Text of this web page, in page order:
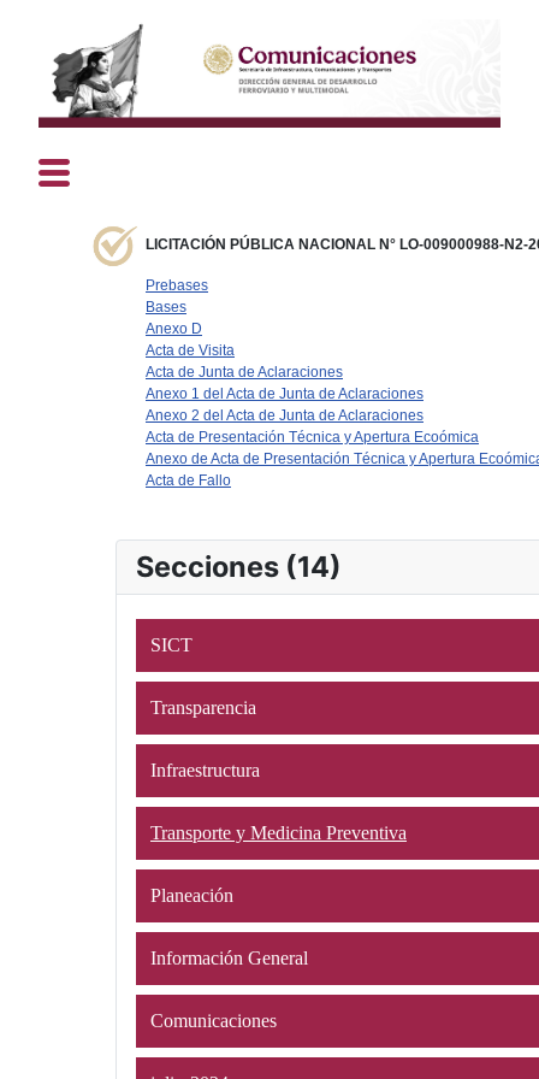
LICITACIÓN PÚBLICA NACIONAL N° LO-009000988-N2-
Prebases
Bases
Anexo D
Acta de Visita
Acta de Junta de Aclaraciones
Anexo 1 del Acta de Junta de Aclaraciones
Anexo 2 del Acta de Junta de Aclaraciones
Acta de Presentación Técnica y Apertura Ecoómica
Anexo de Acta de Presentación Técnica y Apertura
Acta de Fallo
Secciones (14)
SICT
Transparencia
Infraestructura
Transporte y Medicina Preventiva
Planeación
Información General
Comunicaciones